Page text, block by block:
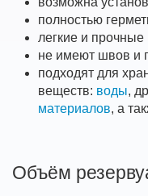
полностью
легкие и прочные
не имеют швов и
подходят для
веществ: воды,
материалов, а
Объём